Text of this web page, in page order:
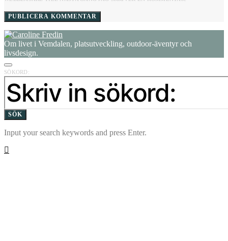
Om livet i Vemdalen, platsutveckling, outdoor-äventyr och
livsdesign.
SÖKORD:
SÖK
Input your search keywords and press Enter.